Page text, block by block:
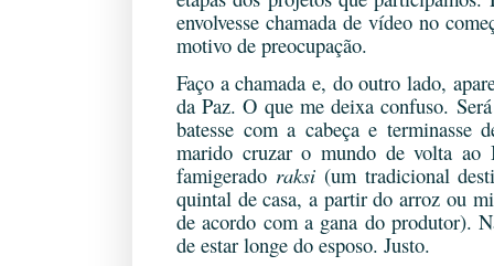
envolvesse chamada de vídeo no
motivo de preocupação.
Faço a chamada e, do outro lado,
da Paz. O que me deixa confuso.
batesse com a cabeça e terminasse
marido cruzar o mundo de volta ao
famigerado raksi(um tradicional
quintal de casa, a partir do arroz ou
de acordo com a gana do produtor).
de estar longe do esposo. Justo.